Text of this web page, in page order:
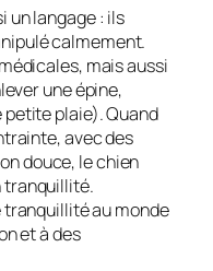
un langage : ils
calmement.
mais aussi
une épine,
plaie). Quand
avec des
douce, le chien
tranquillité.
au monde
et à des